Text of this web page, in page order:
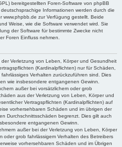
bereitgestellten Foren-Software von phpBB
Informationen werden durch die
www.phpbb.de zur Verfügung gestellt. Beide
Weise, wie die Software verwendet wird. Sie
der Software für bestimmte Zwecke nicht
Foren Einfluss nehmen.
Verletzung von Leben, Körper und Gesundheit
(Kardinalpflichten) nur für Schäden,
Verhalten zurückzuführen sind. Dies
wie insbesondere entgangenen Gewinn.
außer bei vorsätzlichem oder grob
aus der Verletzung von Leben, Körper und
Vertragspflichten (Kardinalpflichten) auf
vorhersehbaren Schäden und im übrigen der
Durchschnittsschäden begrenzt. Dies gilt auch
entgangenen Gewinn.
außer bei der Verletzung von Leben, Körper
oder grob fahrlässigem Verhalten des Betreibers
vorhersehbaren Schäden und im Übrigen